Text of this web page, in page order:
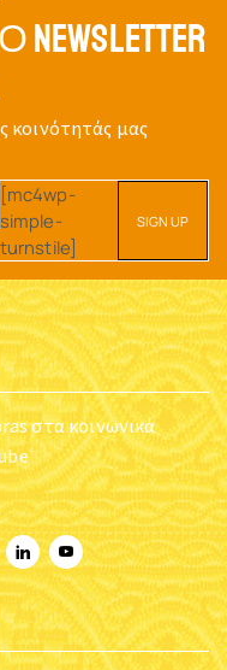
κοινότητάς μας
[mc4wp-
simple-
turnstile]
στα κοινωνικά